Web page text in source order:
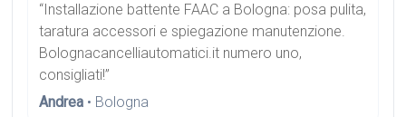
“Installazione battente FAAC a Bologna: posa pulita,
taratura accessori e spiegazione manutenzione.
Bolognacancelliautomatici.it numero uno,
consigliati!”
Andrea • Bologna